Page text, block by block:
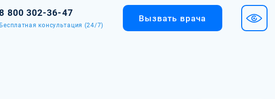
800 302-36-47
Бесплатная консультация (24/7)
Вызвать врача